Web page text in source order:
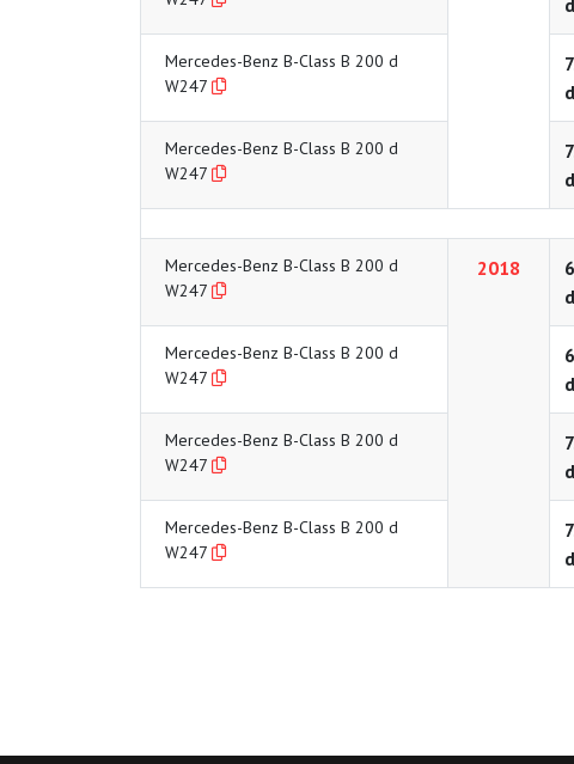
Mercedes-Benz B-Class B 200 d
W247
Mercedes-Benz B-Class B 200 d
W247
Mercedes-Benz B-Class B 200 d
W247
2018
Mercedes-Benz B-Class B 200 d
W247
Mercedes-Benz B-Class B 200 d
W247
Mercedes-Benz B-Class B 200 d
W247